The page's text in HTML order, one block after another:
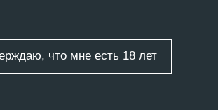
что мне есть 18 лет